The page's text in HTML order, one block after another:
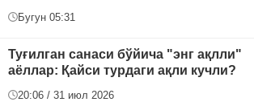
Бугун 05:31
Туғилган санаси бўйича "энг ақлли"
аёллар: Қайси турдаги ақли кучли?
20:06 / 31 июл 2026